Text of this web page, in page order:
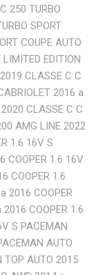
250 TURBO
SPORT
COUPE AUTO
EDITION
CLASSE C C
2016 a
CLASSE C C
AMG LINE 2022
1.6 16V S
COOPER 1.6 16V
COOPER 1.6
2016 COOPER
COOPER 1.6
S PACEMAN
AUTO
TOP AUTO 2015